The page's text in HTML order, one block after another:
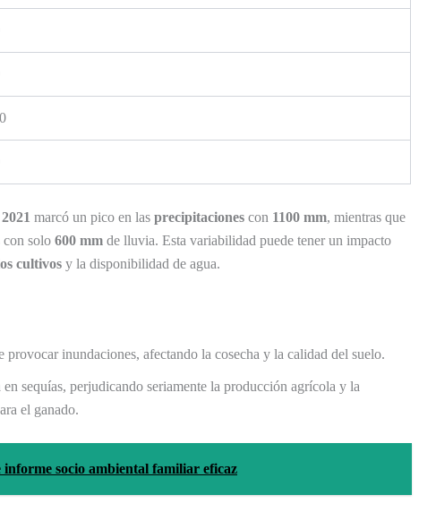
2021 marcó un pico en las precipitaciones con 1100 mm, mientras que
con solo 600 mm de lluvia. Esta variabilidad puede tener un impacto
cultivos y la disponibilidad de agua.
provocar inundaciones, afectando la cosecha y la calidad del suelo.
en sequías, perjudicando seriamente la producción agrícola y la
el ganado.
socio ambiental familiar eficaz